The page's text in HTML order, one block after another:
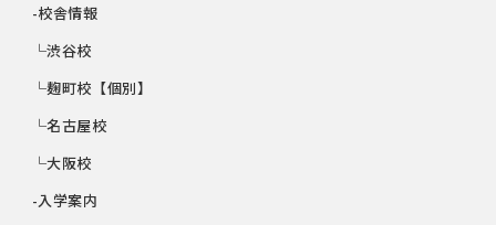
-校舎情報
└渋谷校
└麹町校【個別】
└名古屋校
└大阪校
-入学案内